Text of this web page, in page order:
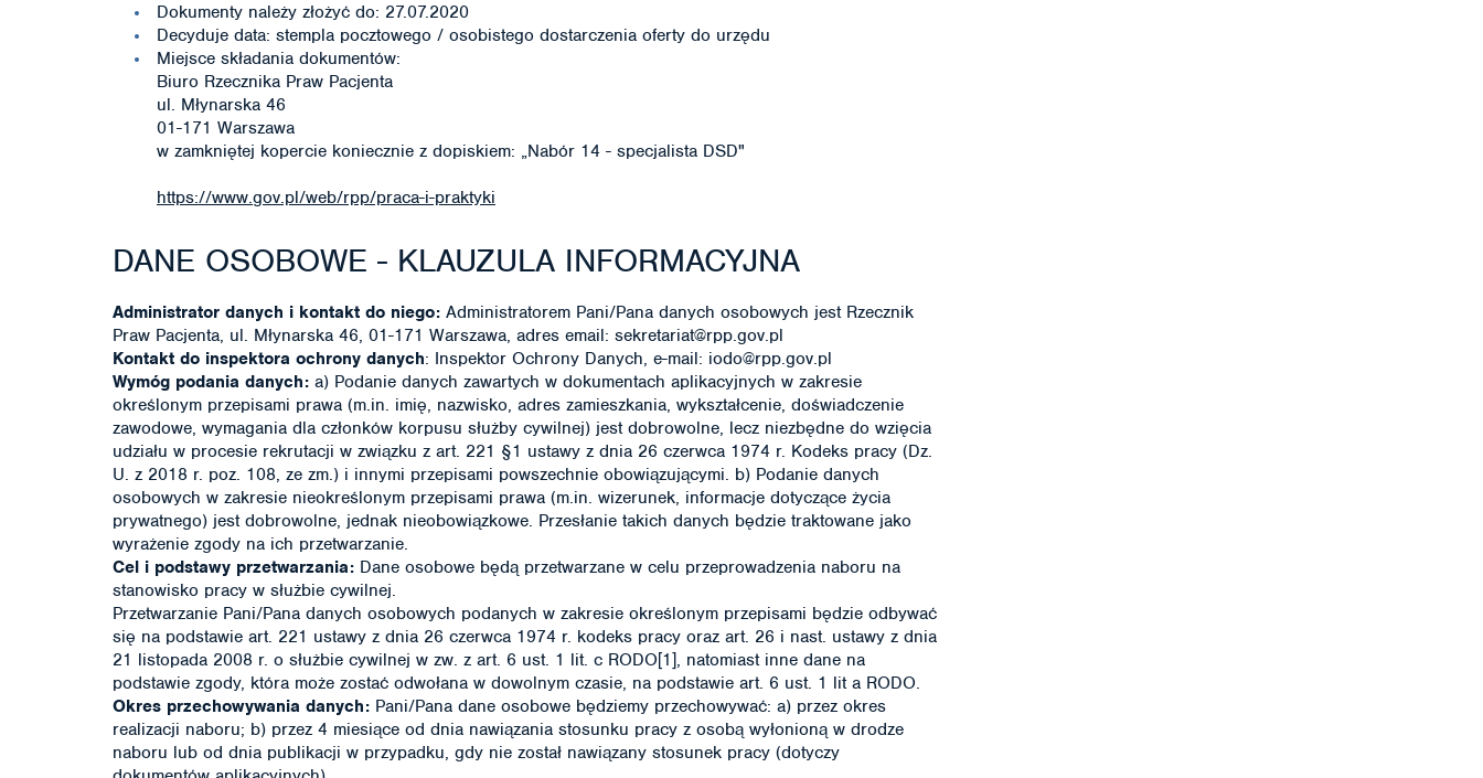
Dokumenty należy złożyć do: 27.07.2020
Decyduje data: stempla pocztowego / osobistego dostarczenia oferty do urzędu
Miejsce składania dokumentów:
Biuro Rzecznika Praw Pacjenta
ul. Młynarska 46
01-171 Warszawa
w zamkniętej kopercie koniecznie z dopiskiem: „Nabór 14 - specjalista DSD"
https://www.gov.pl/web/rpp/praca-i-praktyki
DANE OSOBOWE - KLAUZULA INFORMACYJNA
Administrator danych i kontakt do niego: Administratorem Pani/Pana danych osobowych jest Rzecznik
Praw Pacjenta, ul. Młynarska 46, 01-171 Warszawa, adres email: sekretariat@rpp.gov.pl
Kontakt do inspektora ochrony danych: Inspektor Ochrony Danych, e-mail: iodo@rpp.gov.pl
Wymóg podania danych: a) Podanie danych zawartych w dokumentach aplikacyjnych w zakresie
określonym przepisami prawa (m.in. imię, nazwisko, adres zamieszkania, wykształcenie, doświadczenie
zawodowe, wymagania dla członków korpusu służby cywilnej) jest dobrowolne, lecz niezbędne do wzięcia
udziału w procesie rekrutacji w związku z art. 221 §1 ustawy z dnia 26 czerwca 1974 r. Kodeks pracy (Dz.
U. z 2018 r. poz. 108, ze zm.) i innymi przepisami powszechnie obowiązującymi. b) Podanie danych
osobowych w zakresie nieokreślonym przepisami prawa (m.in. wizerunek, informacje dotyczące życia
prywatnego) jest dobrowolne, jednak nieobowiązkowe. Przesłanie takich danych będzie traktowane jako
wyrażenie zgody na ich przetwarzanie.
Cel i podstawy przetwarzania: Dane osobowe będą przetwarzane w celu przeprowadzenia naboru na
stanowisko pracy w służbie cywilnej.
Przetwarzanie Pani/Pana danych osobowych podanych w zakresie określonym przepisami będzie odbywać
się na podstawie art. 221 ustawy z dnia 26 czerwca 1974 r. kodeks pracy oraz art. 26 i nast. ustawy z dnia
21 listopada 2008 r. o służbie cywilnej w zw. z art. 6 ust. 1 lit. c RODO[1], natomiast inne dane na
podstawie zgody, która może zostać odwołana w dowolnym czasie, na podstawie art. 6 ust. 1 lit a RODO.
Okres przechowywania danych: Pani/Pana dane osobowe będziemy przechowywać: a) przez okres
realizacji naboru; b) przez 4 miesiące od dnia nawiązania stosunku pracy z osobą wyłonioną w drodze
naboru lub od dnia publikacji w przypadku, gdy nie został nawiązany stosunek pracy (dotyczy